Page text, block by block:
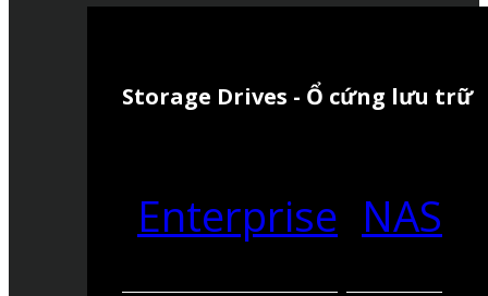
Storage Drives - Ổ cứng lưu trữ
Enterprise NAS